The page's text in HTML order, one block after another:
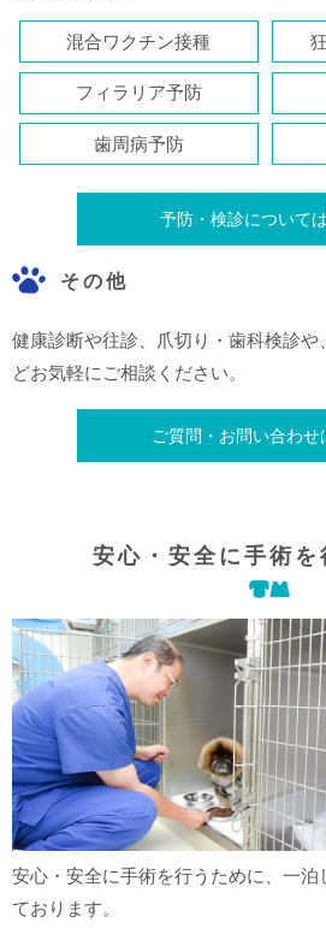
混合ワクチン接種
フィラリア予防
歯周病予防
予防・検診について
その他
健康診断や往診、爪切り・歯科検診
どお気軽にご相談ください。
ご質問・お問い合わせ
安心・安全に手術を
安心・安全に手術を行うために、一
ております。